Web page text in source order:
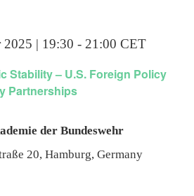
Stability – U.S. Foreign Policy
Partnerships
2025 | 19:30 - 21:00 CET
der Bundeswehr
20, Hamburg, Germany